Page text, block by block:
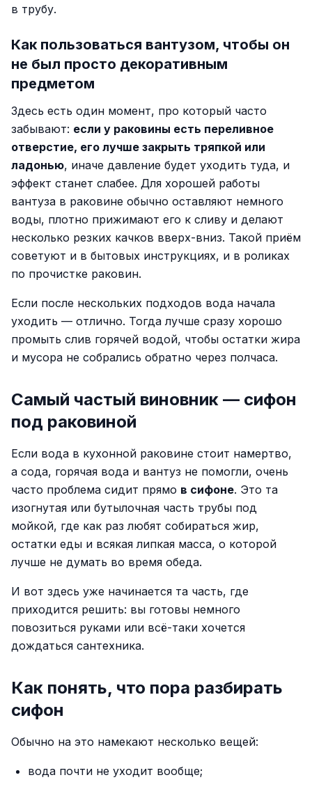
в трубу.
Как пользоваться вантузом, чтобы он
не был просто декоративным
предметом
Здесь есть один момент, про который часто
забывают: если у раковины есть переливное
отверстие, его лучше закрыть тряпкой или
ладонью, иначе давление будет уходить туда, и
эффект станет слабее. Для хорошей работы
вантуза в раковине обычно оставляют немного
воды, плотно прижимают его к сливу и делают
несколько резких качков вверх-вниз. Такой приём
советуют и в бытовых инструкциях, и в роликах
по прочистке раковин.
Если после нескольких подходов вода начала
уходить — отлично. Тогда лучше сразу хорошо
промыть слив горячей водой, чтобы остатки жира
и мусора не собрались обратно через полчаса.
Самый частый виновник — сифон
под раковиной
Если вода в кухонной раковине стоит намертво,
а сода, горячая вода и вантуз не помогли, очень
часто проблема сидит прямо в сифоне. Это та
изогнутая или бутылочная часть трубы под
мойкой, где как раз любят собираться жир,
остатки еды и всякая липкая масса, о которой
лучше не думать во время обеда.
И вот здесь уже начинается та часть, где
приходится решить: вы готовы немного
повозиться руками или всё-таки хочется
дождаться сантехника.
Как понять, что пора разбирать
сифон
Обычно на это намекают несколько вещей:
вода почти не уходит вообще;